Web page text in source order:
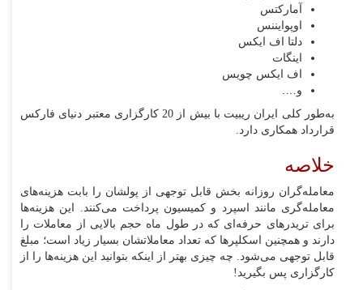
آمارکتس
اوپوایننس
دلتا اف ایکس
اینگات
اف ایکس چویس
و….
به‌طور کلی ایران ریبیت با بیش از 20 کارگزاری معتبر دنیای فارکس
قرارداد همکاری دارد.
خلاصه
معامله‌گران روزانه بخش قابل توجهی از پولشان را بابت هزینه‌های
معامله‌گری مانند اسپرد و کمیسیون پرداخت می‌کنند. این هزینه‌ها
برای تریدرهای حرفه‌ای که در طول ماه حجم بالایی از معاملات را
دارند و همچنین اسکلپرها که تعداد معاملاتشان بسیار زیاد است؛ مبلغ
قابل توجهی می‌شود. چه چیزی بهتر از اینکه بتوانید این هزینه‌ها را از
کارگزاری پس بگیرید!